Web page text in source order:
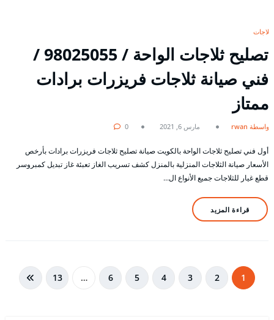
ثلاجات
تصليح ثلاجات الواحة / 98025055 /
فني صيانة ثلاجات فريزرات برادات
ممتاز
بواسطة rwan مارس 6, 2021 0
أول فني تصليح ثلاجات الواحة بالكويت صيانة تصليح ثلاجات فريزرات برادات بأرخص
الأسعار صيانة الثلاجات المنزلية بالمنزل كشف تسريب الغاز تعبئة غاز تبديل كمبروسر
قطع غيار للثلاجات جميع الأنواع ال…
قراءة المزيد
تعدد
1
2
3
4
5
6
…
13